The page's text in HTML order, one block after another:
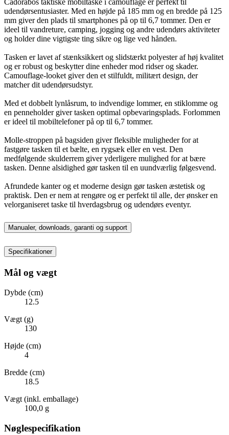
udendørsentusiaster. Med en højde på 185 mm og en bredde på 125
mm giver den plads til smartphones på op til 6,7 tommer. Den er
ideel til vandreture, camping, jogging og andre udendørs aktiviteter
og holder dine vigtigste ting sikre og lige ved hånden.
Tasken er lavet af stænksikkert og slidstærkt polyester af høj kvalitet
og er robust og beskytter dine enheder mod ridser og skader.
Camouflage-looket giver den et stilfuldt, militært design, der
matcher dit udendørsudstyr.
Med et dobbelt lynlåsrum, to indvendige lommer, en stiklomme og
en penneholder giver tasken optimal opbevaringsplads. Forlommen
er ideel til mobiltelefoner på op til 6,7 tommer.
Molle-stroppen på bagsiden giver fleksible muligheder for at
fastgøre tasken til et bælte, en rygsæk eller en vest. Den
medfølgende skulderrem giver yderligere mulighed for at bære
tasken. Denne alsidighed gør tasken til en uundværlig følgesvend.
Afrundede kanter og et moderne design gør tasken æstetisk og
praktisk. Den er nem at rengøre og er perfekt til alle, der ønsker en
velorganiseret taske til hverdagsbrug og udendørs eventyr.
Manualer, downloads, garanti og support
Specifikationer
Mål og vægt
Dybde (cm)
12.5
Vægt (g)
130
Højde (cm)
4
Bredde (cm)
18.5
Vægt (inkl. emballage)
100,0 g
Nøglespecifikation